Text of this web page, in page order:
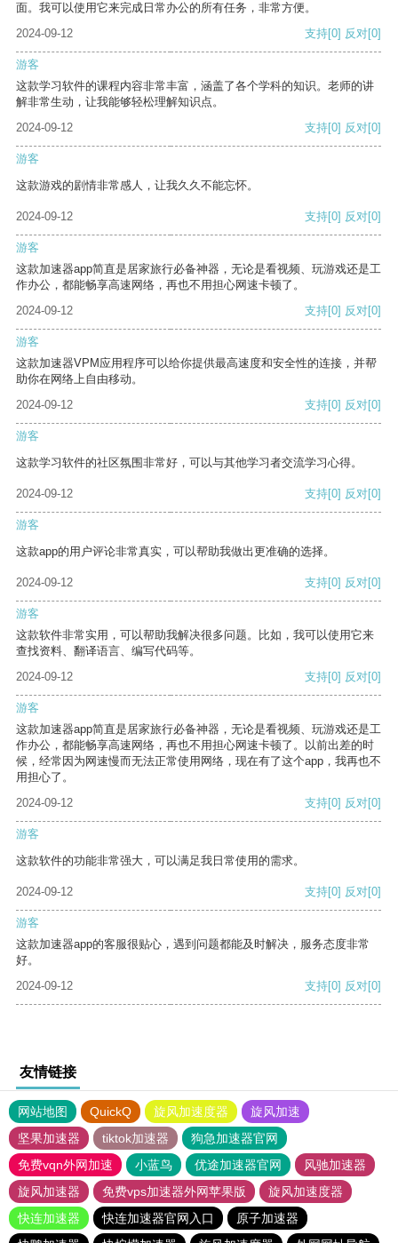
面。我可以使用它来完成日常办公的所有任务，非常方便。
2024-09-12
支持[0] 反对[0]
游客
这款学习软件的课程内容非常丰富，涵盖了各个学科的知识。老师的讲
解非常生动，让我能够轻松理解知识点。
2024-09-12
支持[0] 反对[0]
游客
这款游戏的剧情非常感人，让我久久不能忘怀。
2024-09-12 支持[0] 反对[0]
游客
这款加速器app简直是居家旅行必备神器，无论是看视频、玩游戏还是工
作办公，都能畅享高速网络，再也不用担心网速卡顿了。
2024-09-12
支持[0] 反对[0]
游客
这款加速器VPM应用程序可以给你提供最高速度和安全性的连接，并帮
助你在网络上自由移动。
2024-09-12
支持[0] 反对[0]
游客
这款学习软件的社区氛围非常好，可以与其他学习者交流学习心得。
2024-09-12 支持[0] 反对[0]
游客
这款app的用户评论非常真实，可以帮助我做出更准确的选择。
2024-09-12 支持[0] 反对[0]
游客
这款软件非常实用，可以帮助我解决很多问题。比如，我可以使用它来
查找资料、翻译语言、编写代码等。
2024-09-12
支持[0] 反对[0]
游客
这款加速器app简直是居家旅行必备神器，无论是看视频、玩游戏还是工
作办公，都能畅享高速网络，再也不用担心网速卡顿了。以前出差的时
候，经常因为网速慢而无法正常使用网络，现在有了这个app，我再也不
用担心了。
2024-09-12
支持[0] 反对[0]
游客
这款软件的功能非常强大，可以满足我日常使用的需求。
2024-09-12 支持[0] 反对[0]
游客
这款加速器app的客服很贴心，遇到问题都能及时解决，服务态度非常
好。
2024-09-12
支持[0] 反对[0]
友情链接
网站地图 QuickQ 旋风加速度器
旋风加速
坚果加速器
tiktok加速器
狗急加速器官网
免费vqn外网加速
小蓝鸟 优途加速器官网
风驰加速器
旋风加速器
免费vps加速器外网苹果版
旋风加速度器
快连加速器
快连加速器官网入口
原子加速器